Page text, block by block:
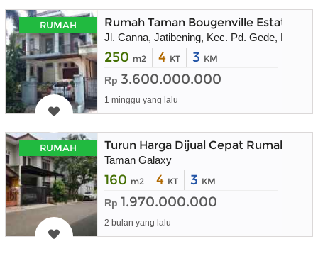
RUMAH Rumah Taman Bougenville Estate,
Jl. Canna, Jatibening, Kec. Pd. Gede, Kota
250 m2 4 KT 3 KM
Rp 3.600.000.000
1 minggu yang lalu
RUMAH Turun Harga Dijual Cepat Rumah 2
Taman Galaxy
160 m2 4 KT 3 KM
Rp 1.970.000.000
2 bulan yang lalu